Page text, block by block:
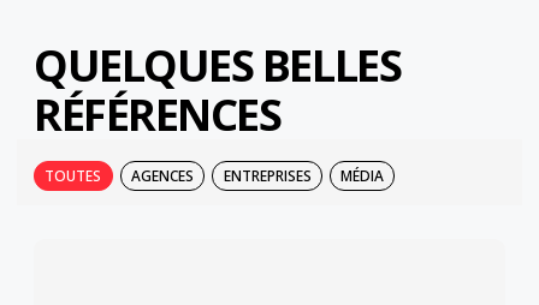
QUELQUES BELLES
RÉFÉRENCES
TOUTES AGENCES ENTREPRISES MÉDIA